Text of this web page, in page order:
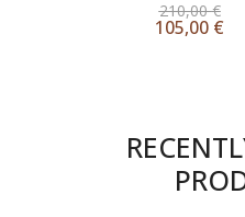
210,00€
105,00 €